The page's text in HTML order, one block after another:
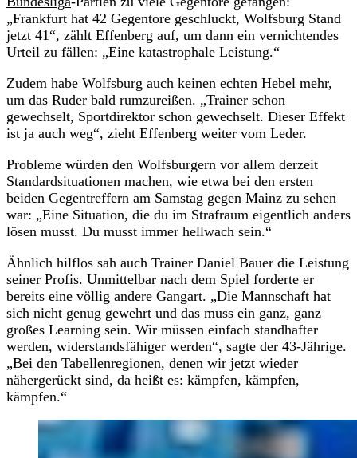
„Frankfurt hat 42 Gegentore geschluckt, Wolfsburg Stand
jetzt 41“, zählt Effenberg auf, um dann ein vernichtendes
Urteil zu fällen: „Eine katastrophale Leistung.“
Zudem habe Wolfsburg auch keinen echten Hebel mehr,
um das Ruder bald rumzureißen. „Trainer schon
gewechselt, Sportdirektor schon gewechselt. Dieser Effekt
ist ja auch weg“, zieht Effenberg weiter vom Leder.
Probleme würden den Wolfsburgern vor allem derzeit
Standardsituationen machen, wie etwa bei den ersten
beiden Gegentreffern am Samstag gegen Mainz zu sehen
war: „Eine Situation, die du im Strafraum eigentlich anders
lösen musst. Du musst immer hellwach sein.“
Ähnlich hilflos sah auch Trainer Daniel Bauer die Leistung
seiner Profis. Unmittelbar nach dem Spiel forderte er
bereits eine völlig andere Gangart. „Die Mannschaft hat
sich nicht genug gewehrt und das muss ein ganz, ganz
großes Learning sein. Wir müssen einfach standhafter
werden, widerstandsfähiger werden“, sagte der 43-Jährige.
„Bei den Tabellenregionen, denen wir jetzt wieder
nähergerückt sind, da heißt es: kämpfen, kämpfen,
kämpfen.“